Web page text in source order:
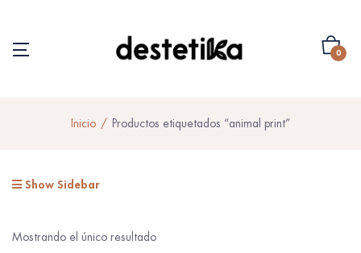
0
Inicio Productos etiquetados “animal print”
Show Sidebar
Mostrando el único resultado